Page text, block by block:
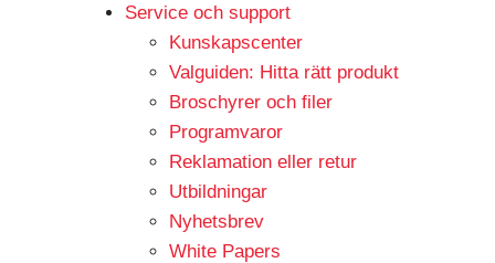
Service och support
Kunskapscenter
Valguiden: Hitta rätt produkt
Broschyrer och filer
Programvaror
Reklamation eller retur
Utbildningar
Nyhetsbrev
White Papers